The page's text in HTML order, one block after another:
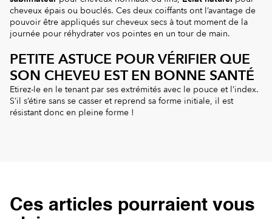
cheveux épais ou bouclés. Ces deux coiffants ont l’avantage de
pouvoir être appliqués sur cheveux secs à tout moment de la
journée pour réhydrater vos pointes en un tour de main.
PETITE ASTUCE POUR VÉRIFIER QUE
SON CHEVEU EST EN BONNE SANTÉ
Etirez-le en le tenant par ses extrémités avec le pouce et l’index.
S’il s’étire sans se casser et reprend sa forme initiale, il est
résistant donc en pleine forme !
Ces articles pourraient vous